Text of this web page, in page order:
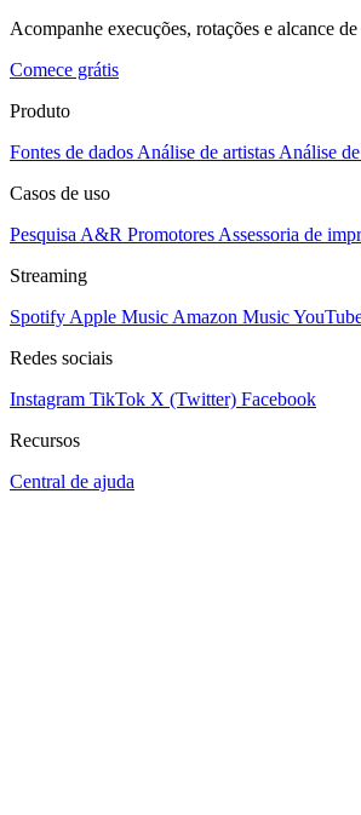
Acompanhe execuções, rotações e alcance
Comece grátis
Produto
Fontes de dados Análise de artistas Análise
Casos de uso
Pesquisa A&R Promotores Assessoria de
Streaming
Spotify Apple Music Amazon Music
Redes sociais
Instagram TikTok X (Twitter) Facebook
Recursos
Central de ajuda